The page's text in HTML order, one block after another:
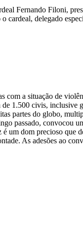
Fernando Filoni,
delegado
com a situação de
1.500 civis,
partes do globo,
passado, convocou
um dom precioso
As adesões ao